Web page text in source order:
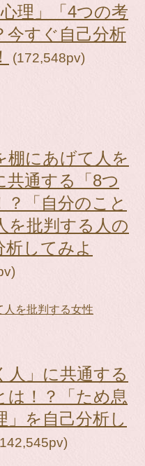
理」「4つの考
今すぐ自己分析
(172,548pv)
棚にあげて人を
共通する「8つ
「自分のこと
を批判する人の
析してみよ
人」に共通する
は！？「ため息
」を自己分析し